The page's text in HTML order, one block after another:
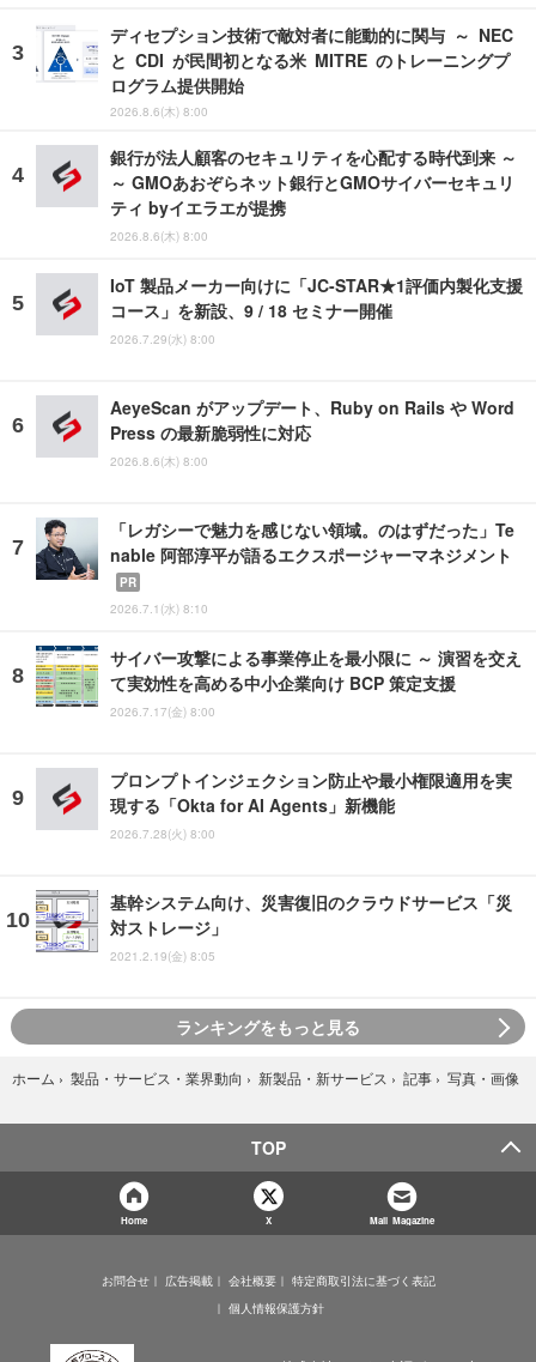
ディセプション技術で敵対者に能動的に関与 ～ NEC
と CDI が民間初となる米 MITRE のトレーニングプ
ログラム提供開始
2026.8.6(木) 8:00
銀行が法人顧客のセキュリティを心配する時代到来 ～
～ GMOあおぞらネット銀行とGMOサイバーセキュリ
ティ byイエラエが提携
2026.8.6(木) 8:00
IoT 製品メーカー向けに「JC-STAR★1評価内製化支援
コース」を新設、9 / 18 セミナー開催
2026.7.29(水) 8:00
AeyeScan がアップデート、Ruby on Rails や Word
Press の最新脆弱性に対応
2026.8.6(木) 8:00
「レガシーで魅力を感じない領域。のはずだった」Te
nable 阿部淳平が語るエクスポージャーマネジメント
PR
2026.7.1(水) 8:10
サイバー攻撃による事業停止を最小限に ～ 演習を交え
て実効性を高める中小企業向け BCP 策定支援
2026.7.17(金) 8:00
プロンプトインジェクション防止や最小権限適用を実
現する「Okta for AI Agents」新機能
2026.7.28(火) 8:00
基幹システム向け、災害復旧のクラウドサービス「災
対ストレージ」
2021.2.19(金) 8:05
ランキングをもっと見る
ホーム › 製品・サービス・業界動向 › 新製品・新サービス › 記事 › 写真・画像
TOP
Home X Mail Magazine
お問合せ 広告掲載 会社概要
特定商取引法に基づく表記
個人情報保護方針